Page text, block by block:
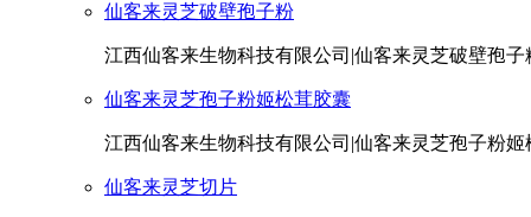
仙客来灵芝破壁孢子粉
江西仙客来生物科技有限公司|仙客来灵芝破壁孢子
仙客来灵芝孢子粉姬松茸胶囊
江西仙客来生物科技有限公司|仙客来灵芝孢子粉姬
仙客来灵芝切片